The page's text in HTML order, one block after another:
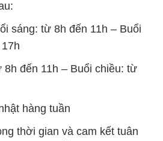
sáng: từ 8h đến 11h – Buổi
đến 11h – Buổi chiều: từ
hàng tuần
thời gian và cam kết tuân